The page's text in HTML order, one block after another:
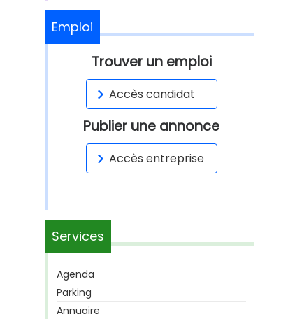
Emploi
Trouver un emploi
Accès candidat
Publier une annonce
Accès entreprise
Services
Agenda
Parking
Annuaire